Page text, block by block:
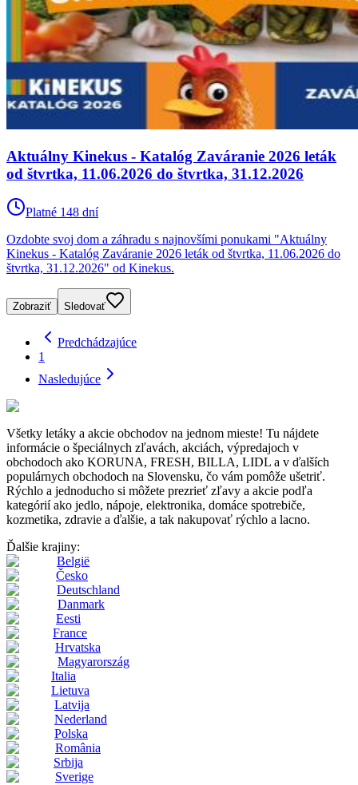
Aktuálny Kinekus - Katalóg Zaváranie 2026 leták
od štvrtka, 11.06.2026 do štvrtka, 31.12.2026
Platné 148 dní
Ozdobte svoj dom a záhradu s najnovšími ponukami "Aktuálny
Kinekus - Katalóg Zaváranie 2026 leták od štvrtka, 11.06.2026 do
štvrtka, 31.12.2026" od Kinekus.
Zobraziť Sledovať
Predchádzajúce
1
Nasledujúce
Všetky letáky a akcie obchodov na jednom mieste! Tu nájdete
informácie o špeciálnych zľavách, akciách, výpredajoch v
obchodoch ako KORUNA, FRESH, BILLA, LIDL a v ďalších
populárnych obchodoch na Slovensku, čo vám pomôže ušetriť.
Rýchlo a jednoducho si môžete prezrieť zľavy a akcie podľa
kategórií ako jedlo, nápoje, elektronika, domáce spotrebiče,
kozmetika, zdravie a ďalšie, a tak nakupovať rýchlo a lacno.
Ďalšie krajiny:
België
Česko
Deutschland
Danmark
Eesti
France
Hrvatska
Magyarország
Italia
Lietuva
Latvija
Nederland
Polska
România
Srbija
Sverige